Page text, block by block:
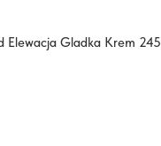
Elewacja Gladka Krem